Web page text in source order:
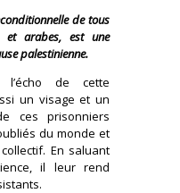
de tous
et arabes, est une
palestinienne.
de cette
un visage et un
ces prisonniers
du monde et
En saluant
il leur rend